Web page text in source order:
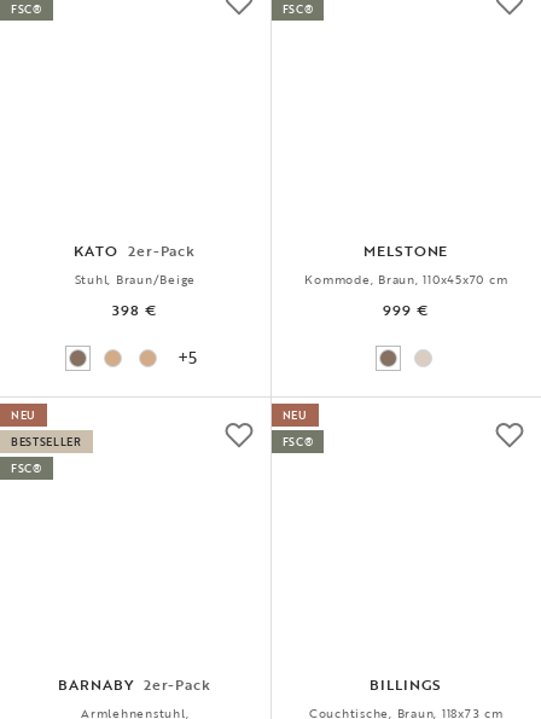
KATO 2er-Pack
Stuhl, Braun/Beige
398 €
+5
FSC®
MELSTONE
Kommode, Braun, 110x45x70 cm
999 €
FSC®
BARNABY 2er-Pack
Armlehnenstuhl,
NEU
BESTSELLER
FSC®
BILLINGS
Couchtische, Braun, 118x73 cm
NEU
FSC®